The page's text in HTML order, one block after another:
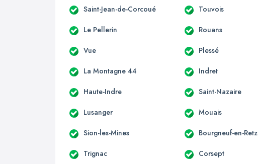
Saint-Jean-de-Corcoué Touvois
Le Pellerin Rouans
Vue Plessé
La Montagne 44 Indret
Haute-Indre Saint-Nazaire
Lusanger Mouais
Sion-les-Mines Bourgneuf-en-Retz
Trignac Corsept